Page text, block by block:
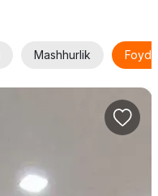
Mashhurlik